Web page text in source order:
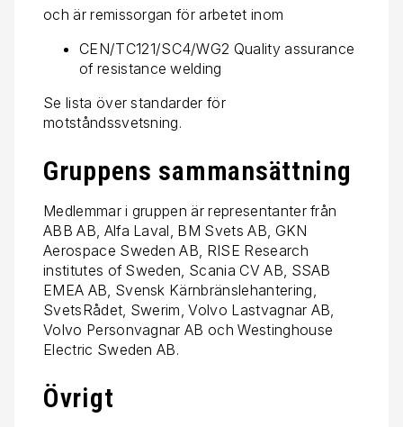
och är remissorgan för arbetet inom
CEN/TC121/SC4/WG2 Quality assurance
of resistance welding
Se lista över standarder för
motståndssvetsning.
Gruppens sammansättning
Medlemmar i gruppen är representanter från
ABB AB, Alfa Laval, BM Svets AB, GKN
Aerospace Sweden AB, RISE Research
institutes of Sweden, Scania CV AB, SSAB
EMEA AB, Svensk Kärnbränslehantering,
SvetsRådet, Swerim, Volvo Lastvagnar AB,
Volvo Personvagnar AB och Westinghouse
Electric Sweden AB.
Övrigt